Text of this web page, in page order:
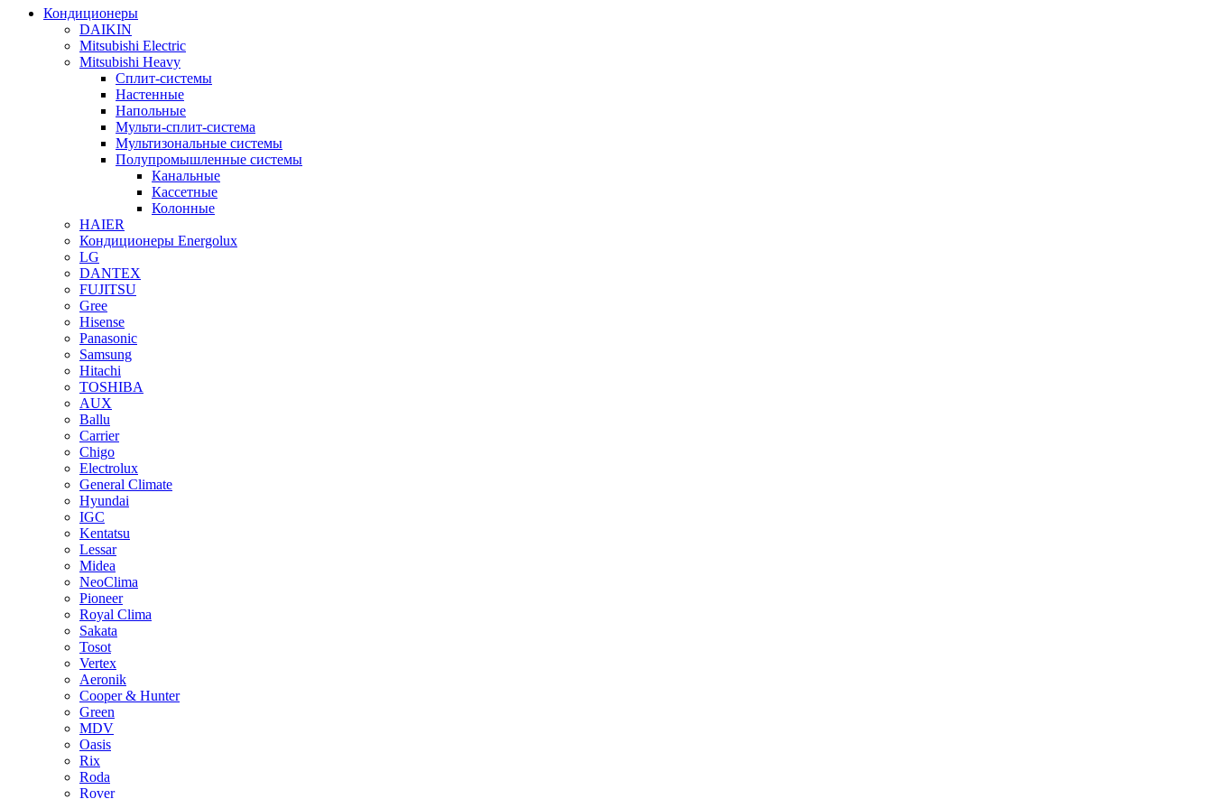
Кондиционеры
DAIKIN
Mitsubishi Electric
Mitsubishi Heavy
Сплит-системы
Настенные
Напольные
Мульти-сплит-система
Мультизональные системы
Полупромышленные системы
Канальные
Кассетные
Колонные
HAIER
Кондиционеры Energolux
LG
DANTEX
FUJITSU
Gree
Hisense
Panasonic
Samsung
Hitachi
TOSHIBA
AUX
Ballu
Carrier
Chigo
Electrolux
General Climate
Hyundai
IGC
Kentatsu
Lessar
Midea
NeoClima
Pioneer
Royal Clima
Sakata
Tosot
Vertex
Aeronik
Cooper & Hunter
Green
MDV
Oasis
Rix
Roda
Rover